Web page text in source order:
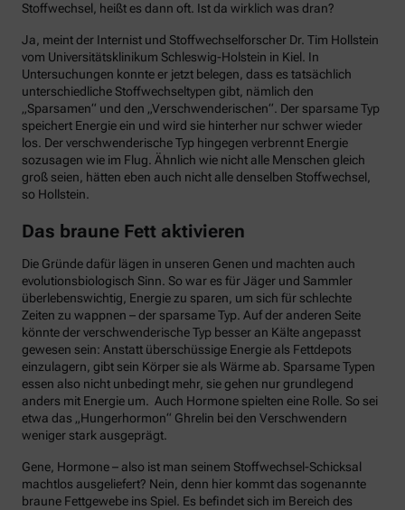
Stoffwechsel, heißt es dann oft. Ist da wirklich was dran?
Ja, meint der Internist und Stoffwechselforscher Dr. Tim Hollstein
vom Universitätsklinikum Schleswig-Holstein in Kiel. In
Untersuchungen konnte er jetzt belegen, dass es tatsächlich
unterschiedliche Stoffwechseltypen gibt, nämlich den
„Sparsamen“ und den „Verschwenderischen“. Der sparsame Typ
speichert Energie ein und wird sie hinterher nur schwer wieder
los. Der verschwenderische Typ hingegen verbrennt Energie
sozusagen wie im Flug. Ähnlich wie nicht alle Menschen gleich
groß seien, hätten eben auch nicht alle denselben Stoffwechsel,
so Hollstein.
Das braune Fett aktivieren
Die Gründe dafür lägen in unseren Genen und machten auch
evolutionsbiologisch Sinn. So war es für Jäger und Sammler
überlebenswichtig, Energie zu sparen, um sich für schlechte
Zeiten zu wappnen – der sparsame Typ. Auf der anderen Seite
könnte der verschwenderische Typ besser an Kälte angepasst
gewesen sein: Anstatt überschüssige Energie als Fettdepots
einzulagern, gibt sein Körper sie als Wärme ab. Sparsame Typen
essen also nicht unbedingt mehr, sie gehen nur grundlegend
anders mit Energie um. Auch Hormone spielten eine Rolle. So sei
etwa das „Hungerhormon“ Ghrelin bei den Verschwendern
weniger stark ausgeprägt.
Gene, Hormone – also ist man seinem Stoffwechsel-Schicksal
machtlos ausgeliefert? Nein, denn hier kommt das sogenannte
braune Fettgewebe ins Spiel. Es befindet sich im Bereich des